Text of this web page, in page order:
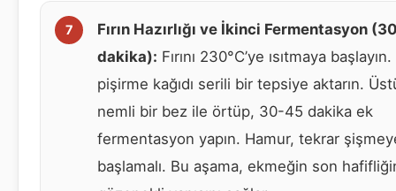
Fırın Hazırlığı ve İkinci Fermentasyon
dakika): Fırını 230°C’ye ısıtmaya
pişirme kağıdı serili bir tepsiye aktarın.
nemli bir bez ile örtüp, 30-45 dakika ek
fermentasyon yapın. Hamur, tekrar
başlamalı. Bu aşama, ekmeğin son